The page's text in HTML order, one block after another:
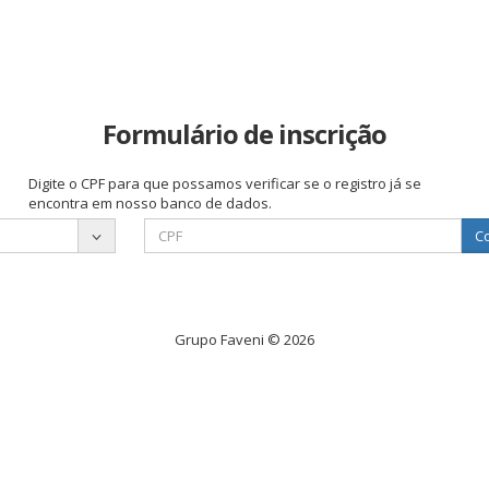
Formulário de inscrição
Digite o CPF para que possamos verificar se o registro já se
encontra em nosso banco de dados.
Grupo Faveni © 2026